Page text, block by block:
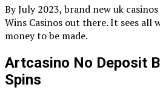
By July 2023, brand new uk
Wins Casinos out there. It sees all
money to be made.
Artcasino No Deposit
Spins